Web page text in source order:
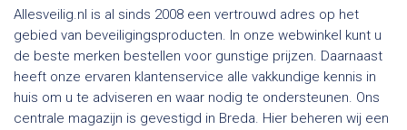
Allesveilig.nl is al sinds 2008 een vertrouwd adres op het
gebied van beveiligingsproducten. In onze webwinkel kunt u
de beste merken bestellen voor gunstige prijzen. Daarnaast
heeft onze ervaren klantenservice alle vakkundige kennis in
huis om u te adviseren en waar nodig te ondersteunen. Ons
centrale magazijn is gevestigd in Breda. Hier beheren wij een